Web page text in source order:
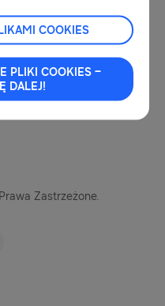
Zastrzeżone.
COOKIES
PLIKI COOKIES –
DALEJ!